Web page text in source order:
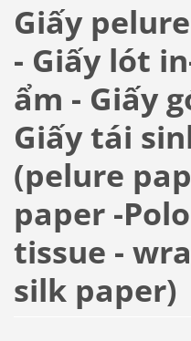
Giấy
- Giấy lót
ẩm - Giấy
Giấy tái
(pelure
paper -
tissue -
silk paper)